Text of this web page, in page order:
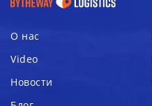
О нас
Video
Новости